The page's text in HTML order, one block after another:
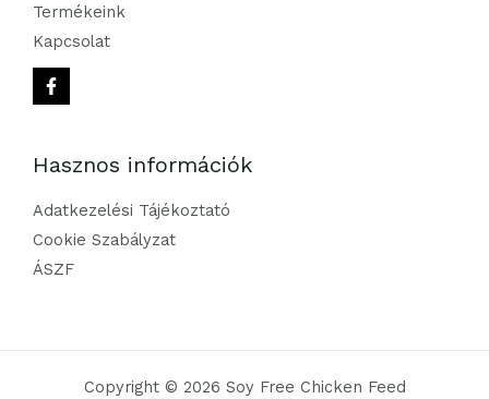
Termékeink
Kapcsolat
Hasznos információk
Adatkezelési Tájékoztató
Cookie Szabályzat
ÁSZF
Copyright © 2026 Soy Free Chicken Feed